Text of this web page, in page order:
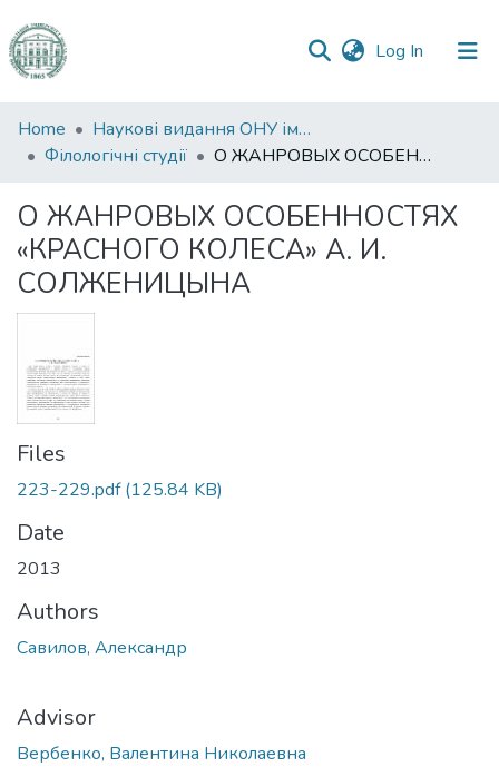
Log In (current)
Communities
&
All of DSpace
Statistics
Home
Наукові видання ОНУ імені І. І. Мечникова
Філологічні студії
О ЖАНРОВЫХ ОСОБЕННОСТЯХ «КРАСНОГО КОЛЕСА» А. И. СОЛЖЕНИЦЫНА
О ЖАНРОВЫХ ОСОБЕННОСТЯХ
«КРАСНОГО КОЛЕСА» А. И.
СОЛЖЕНИЦЫНА
Files
223-229.pdf(125.84 KB)
Date
2013
Authors
Савилов, Александр
Advisor
Вербенко, Валентина Николаевна